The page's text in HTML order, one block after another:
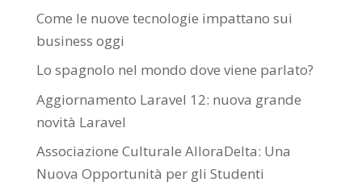
Come le nuove tecnologie impattano sui
business oggi
Lo spagnolo nel mondo dove viene parlato?
Aggiornamento Laravel 12: nuova grande
novità Laravel
Associazione Culturale AlloraDelta: Una
Nuova Opportunità per gli Studenti